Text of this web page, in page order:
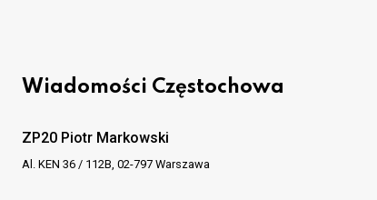
Wiadomości Częstochowa
ZP20 Piotr Markowski
Al. KEN 36 / 112B, 02-797 Warszawa